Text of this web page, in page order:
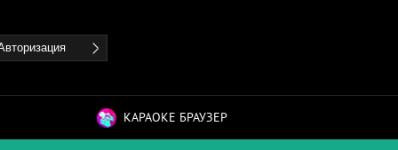
КАРАОКЕ БРАУЗЕР